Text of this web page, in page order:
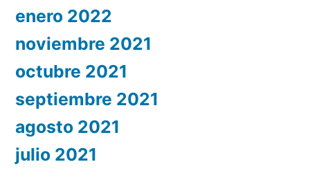
enero 2022
noviembre 2021
octubre 2021
septiembre 2021
agosto 2021
julio 2021